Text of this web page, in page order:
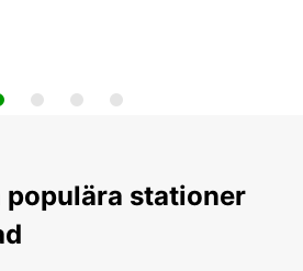
populära stationer